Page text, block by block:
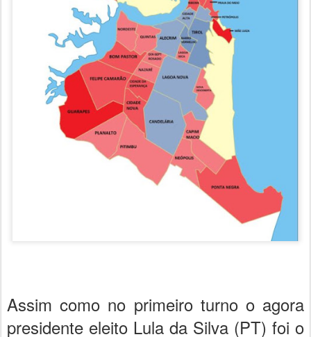
Assim como no primeiro turno o agora
presidente eleito Lula da Silva (PT) foi o